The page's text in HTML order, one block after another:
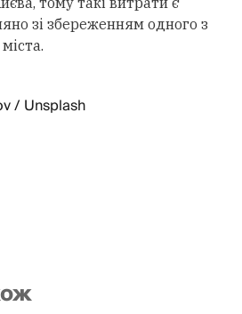
зі збереженням одного з
/ Unsplash